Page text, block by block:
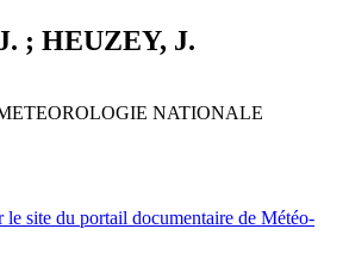
; HEUZEY, J.
NATIONALE
le site du portail documentaire de Météo-